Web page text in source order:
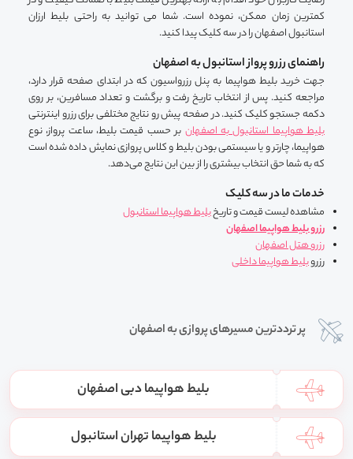
کمترین زمان ممکن، نموده است. شما می توانید به راحتی بلیط ارزان
استانبول اصفهان را در سه کلیک پیدا کنید.
راهنمای رزرو پرواز استانبول به اصفهان
جهت خرید بلیط هواپیما به پنل رزرواسیون که در ابتدای صفحه قرار دارد،
مراجعه کنید. پس از انتخاب تاریخ رفت و برگشت و تعداد مسافرین، بر روی
دکمه جستجو کلیک کنید. در صفحه پیش رو نتایج مختلفی برای رزرو اینترنتی
بلیط هواپیما استانبول به اصفهان بر حسب قیمت بلیط، ساعت پرواز، نوع
هواپیما، چارتر و یا سیستمی بودن بلیط و کلاس پروازی نمایش داده شده است
که به شما حق انتخاب بیشتری را از بین این نتایج می‌دهد.
خدمات ما در سه کلیک
مشاهده لیست قیمت و تاریخبلیط هواپیما استانبول
رزرو بلیط هواپیما اصفهان
رزرو هتل اصفهان
رزروبلیط هواپیما داخلی
پر ترددترین مسیرهای پروازی به اصفهان
بلیط هواپیما دبی اصفهان
بلیط هواپیما تهران استانبول